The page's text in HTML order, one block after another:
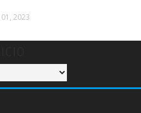
01, 2023